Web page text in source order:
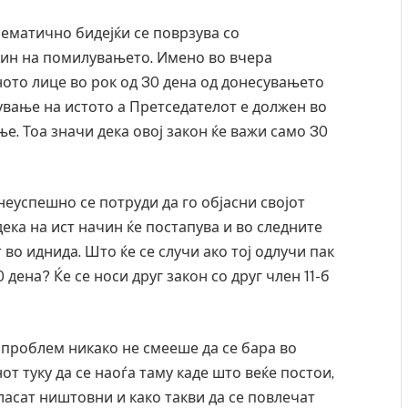
бидејќи се поврзува со
на помилувањето. Имено во вчера
лице во рок од 30 дена од донесувањето
на истото а Претседателот е должен во
Тоа значи дека овој закон ќе важи само 30
се потруди да го објасни својот
на ист начин ќе постапува и во следните
иднида. Што ќе се случи ако тој одлучи пак
Ќе се носи друг закон со друг член 11-б
никако не смееше да се бара во
туку да се наоѓа таму каде што веќе постои,
ништовни и како такви да се повлечат